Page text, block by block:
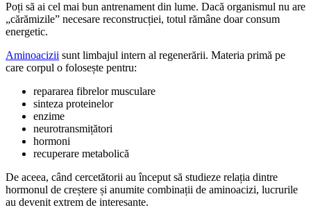
Poți să ai cel mai bun antrenament din lume. Dacă organismul nu are
„cărămizile” necesare reconstrucției, totul rămâne doar consum
energetic.
Aminoacizii sunt limbajul intern al regenerării. Materia primă pe
care corpul o folosește pentru:
repararea fibrelor musculare
sinteza proteinelor
enzime
neurotransmițători
hormoni
recuperare metabolică
De aceea, când cercetătorii au început să studieze relația dintre
hormonul de creștere și anumite combinații de aminoacizi, lucrurile
au devenit extrem de interesante.